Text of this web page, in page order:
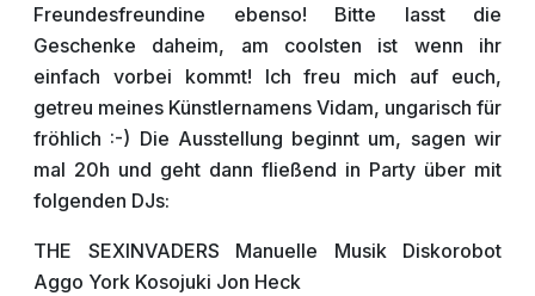
Freundesfreundine ebenso! Bitte lasst die
Geschenke daheim, am coolsten ist wenn ihr
einfach vorbei kommt! Ich freu mich auf euch,
getreu meines Künstlernamens Vidam, ungarisch für
fröhlich :-) Die Ausstellung beginnt um, sagen wir
mal 20h und geht dann fließend in Party über mit
folgenden DJs:
THE SEXINVADERS Manuelle Musik Diskorobot
Aggo York Kosojuki Jon Heck